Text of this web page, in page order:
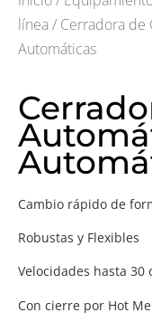
línea / Cerradora de
Automáticas
Cambio rápido de
Robustas y Flexibles
Velocidades hasta
Con cierre por Hot